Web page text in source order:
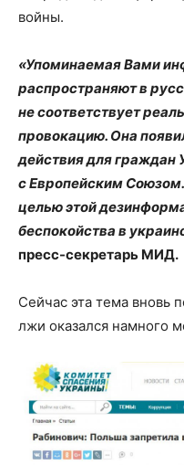
войны.
«Упоминаемая Вами
распространяют в
не соответствует
провокацию. Она
действия для граждан
с Европейским
целью этой
беспокойства в
пресс-секретарь МИД.
Сейчас эта тема вновь
лжи оказался намного